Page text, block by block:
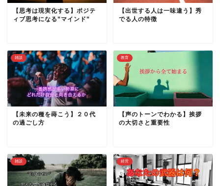
【思考は現実化する】ポジテ
ィブ思考になる”マインド”
【出世する人は一味違う】秀
でる人の特徴
雑談
【未来の種を蒔こう】２０代
の過ごし方
教育
【声のトーンでわかる】挨拶
の大切さと重要性
雑談 経営